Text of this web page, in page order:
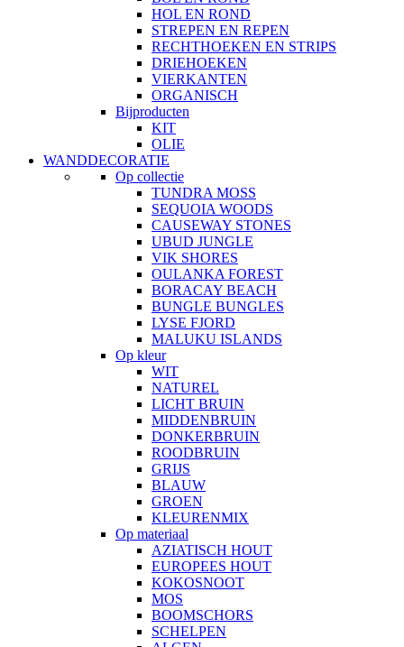
HOL EN ROND
STREPEN EN REPEN
RECHTHOEKEN EN STRIPS
DRIEHOEKEN
VIERKANTEN
ORGANISCH
Bijproducten
KIT
OLIE
WANDDECORATIE
Op collectie
TUNDRA MOSS
SEQUOIA WOODS
CAUSEWAY STONES
UBUD JUNGLE
VIK SHORES
OULANKA FOREST
BORACAY BEACH
BUNGLE BUNGLES
LYSE FJORD
MALUKU ISLANDS
Op kleur
WIT
NATUREL
LICHT BRUIN
MIDDENBRUIN
DONKERBRUIN
ROODBRUIN
GRIJS
BLAUW
GROEN
KLEURENMIX
Op materiaal
AZIATISCH HOUT
EUROPEES HOUT
KOKOSNOOT
MOS
BOOMSCHORS
SCHELPEN